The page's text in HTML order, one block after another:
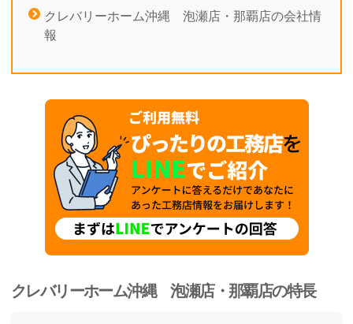
クレバリーホーム沖縄 泡瀬店・那覇店の会社情
報
クレバリーホーム沖縄 泡瀬店・那覇店の特長